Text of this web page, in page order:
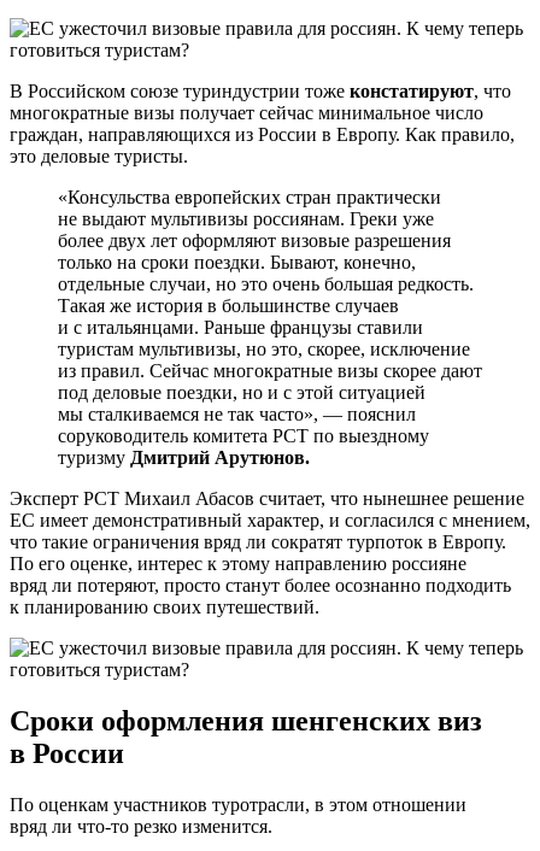
В Российском союзе туриндустрии тоже констатируют, что
многократные визы получает сейчас минимальное число
граждан, направляющихся из России в Европу. Как правило,
это деловые туристы.
«Консульства европейских стран практически
не выдают мультивизы россиянам. Греки уже
более двух лет оформляют визовые разрешения
только на сроки поездки. Бывают, конечно,
отдельные случаи, но это очень большая редкость.
Такая же история в большинстве случаев
и с итальянцами. Раньше французы ставили
туристам мультивизы, но это, скорее, исключение
из правил. Сейчас многократные визы скорее дают
под деловые поездки, но и с этой ситуацией
мы сталкиваемся не так часто», — пояснил
соруководитель комитета РСТ по выездному
туризму Дмитрий Арутюнов.
Эксперт РСТ Михаил Абасов считает, что нынешнее решение
ЕС имеет демонстративный характер, и согласился с мнением,
что такие ограничения вряд ли сократят турпоток в Европу.
По его оценке, интерес к этому направлению россияне
вряд ли потеряют, просто станут более осознанно подходить
к планированию своих путешествий.
Сроки оформления шенгенских виз
в России
По оценкам участников туротрасли, в этом отношении
вряд ли что-то резко изменится.